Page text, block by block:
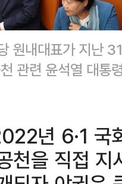
원내대표가 지난
관련 윤석열 대통
년 6·1 국
천을 직접